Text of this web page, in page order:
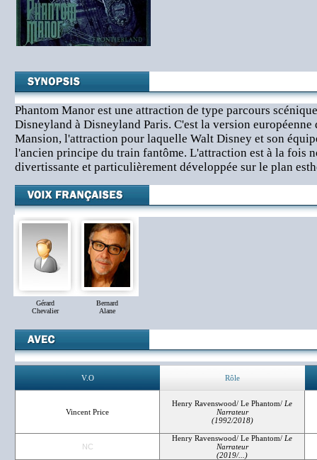
Phantom Manor est une attraction de type parcours
Disneyland à Disneyland Paris. C'est la version
Mansion, l'attraction pour laquelle Walt Disney et son
l'ancien principe du train fantôme. L'attraction est à la fois
divertissante et particulièrement développée sur le plan
Gérard
Chevalier
Bernard
Alane
V.O Rôle
Vincent Price
Henry Ravenswood/ Le Phantom/ Le
Narrateur
(1992/2018)
NC
Henry Ravenswood/ Le Phantom/ Le
Narrateur
(2019/...)